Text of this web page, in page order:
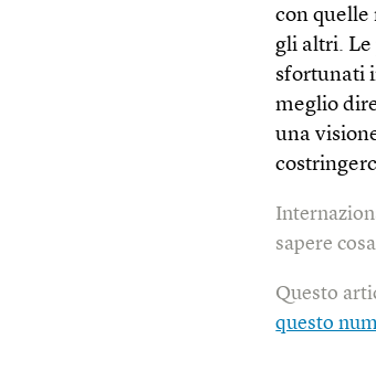
con quelle
gli altri. Le
sfortunati
meglio
una
sapere
Questo
questo